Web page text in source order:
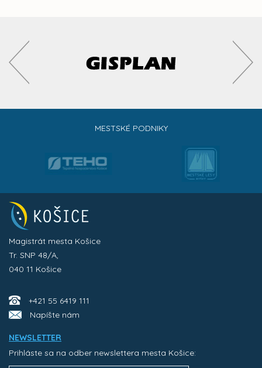
MESTSKÉ PODNIKY
Magistrát mesta Košice
Tr. SNP 48/A,
040 11 Košice
+421 55 6419 111
Napíšte nám
NEWSLETTER
Prihláste sa na odber newslettera mesta Košice: